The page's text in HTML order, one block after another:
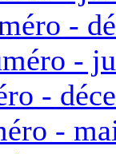
-
-
-
-